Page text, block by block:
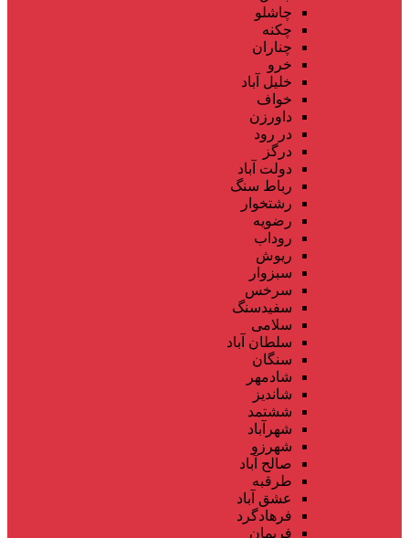
چاشلو
چکنه
چناران
خرو
خلیل آباد
خواف
داورزن
در رود
درگز
دولت آباد
رباط سنگ
رشتخوار
رضویه
روداب
ریوش
سبزوار
سرخس
سفیدسنگ
سلامی
سلطان آباد
سنگان
شادمهر
شاندیز
ششتمد
شهرآباد
شهرزو
صالح آباد
طرقبه
عشق آباد
فرهادگرد
فریمان